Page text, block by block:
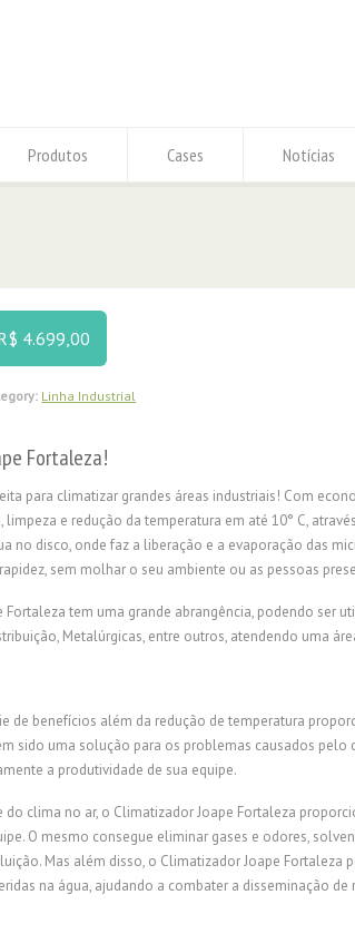
Produtos Cases Notícias
4.699,00
Linha Industrial
Fortaleza!
para climatizar grandes áreas industriais! Com
e redução da temperatura em até 10° C,
no disco, onde faz a liberação e a evaporação das
sem molhar o seu ambiente ou as pessoas
tem uma grande abrangência, podendo ser
Metalúrgicas, entre outros, atendendo uma
de benefícios além da redução de temperatura
sido uma solução para os problemas causados pelo
a produtividade de sua equipe.
clima no ar, o Climatizador Joape Fortaleza
O mesmo consegue eliminar gases e odores,
Mas além disso, o Climatizador Joape Fortaleza
na água, ajudando a combater a disseminação